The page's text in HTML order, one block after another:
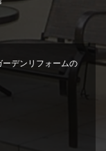
デンリフォームの